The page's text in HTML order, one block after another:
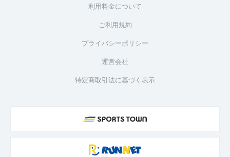
利用料金について
ご利用規約
プライバシーポリシー
運営会社
特定商取引法に基づく表示